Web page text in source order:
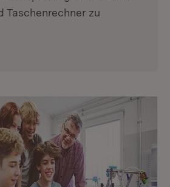
Taschenrechner zu